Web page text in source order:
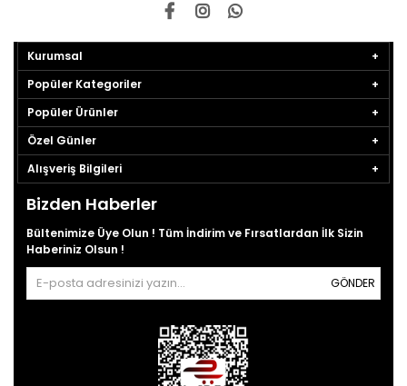
Kurumsal
Popüler Kategoriler
Popüler Ürünler
Özel Günler
Alışveriş Bilgileri
Bizden Haberler
Bültenimize Üye Olun ! Tüm İndirim ve Fırsatlardan İlk Sizin
Haberiniz Olsun !
GÖNDER